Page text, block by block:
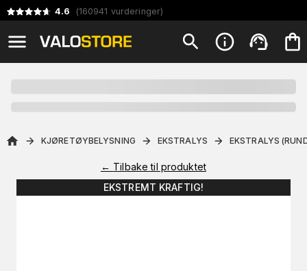
4.6 (160941 vurderinger)
KJØRETØYBELYSNING EKSTRALYS EKSTRALYS
← Tilbake til produktet
EKSTREMT KRAFTIG!